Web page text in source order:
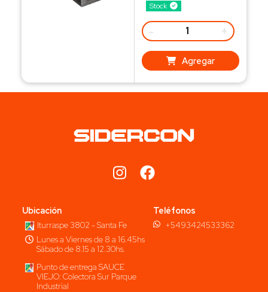
Stock
- +
Agregar
Ubicación
Iturraspe 3802 - Santa Fe
Lunes a Viernes de 8 a 16.45hs
Sábado de 8.15 a 12.30hs.
Punto de entrega SAUCE
VIEJO: Colectora Sur Parque
Industrial
Teléfonos
+5493424533362